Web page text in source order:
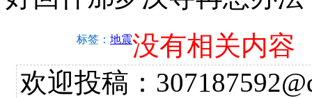
标签： 地震没有相关内容
欢迎投稿：